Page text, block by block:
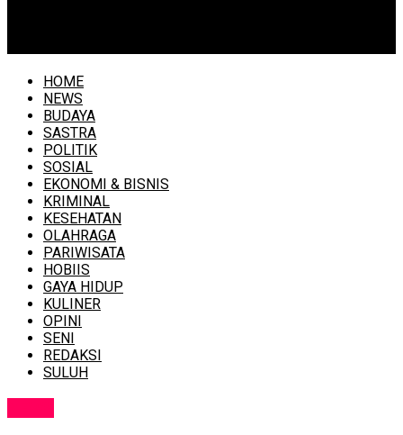
HOME
NEWS
BUDAYA
SASTRA
POLITIK
SOSIAL
EKONOMI & BISNIS
KRIMINAL
KESEHATAN
OLAHRAGA
PARIWISATA
HOBIIS
GAYA HIDUP
KULINER
OPINI
SENI
REDAKSI
SULUH